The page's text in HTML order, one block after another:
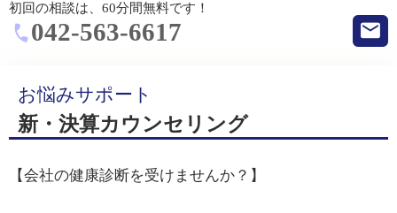
初回の相談は、60分間無料です！
042-563-6617
お悩みサポート
新・決算カウンセリング
【会社の健康診断を受けませんか？】